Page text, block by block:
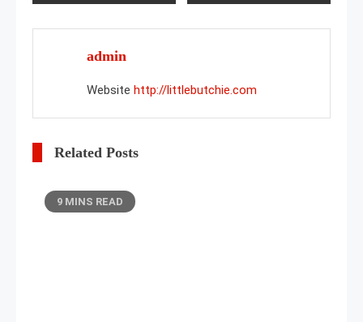
navigation
admin
Website http://littlebutchie.com
Related Posts
9 MINS READ